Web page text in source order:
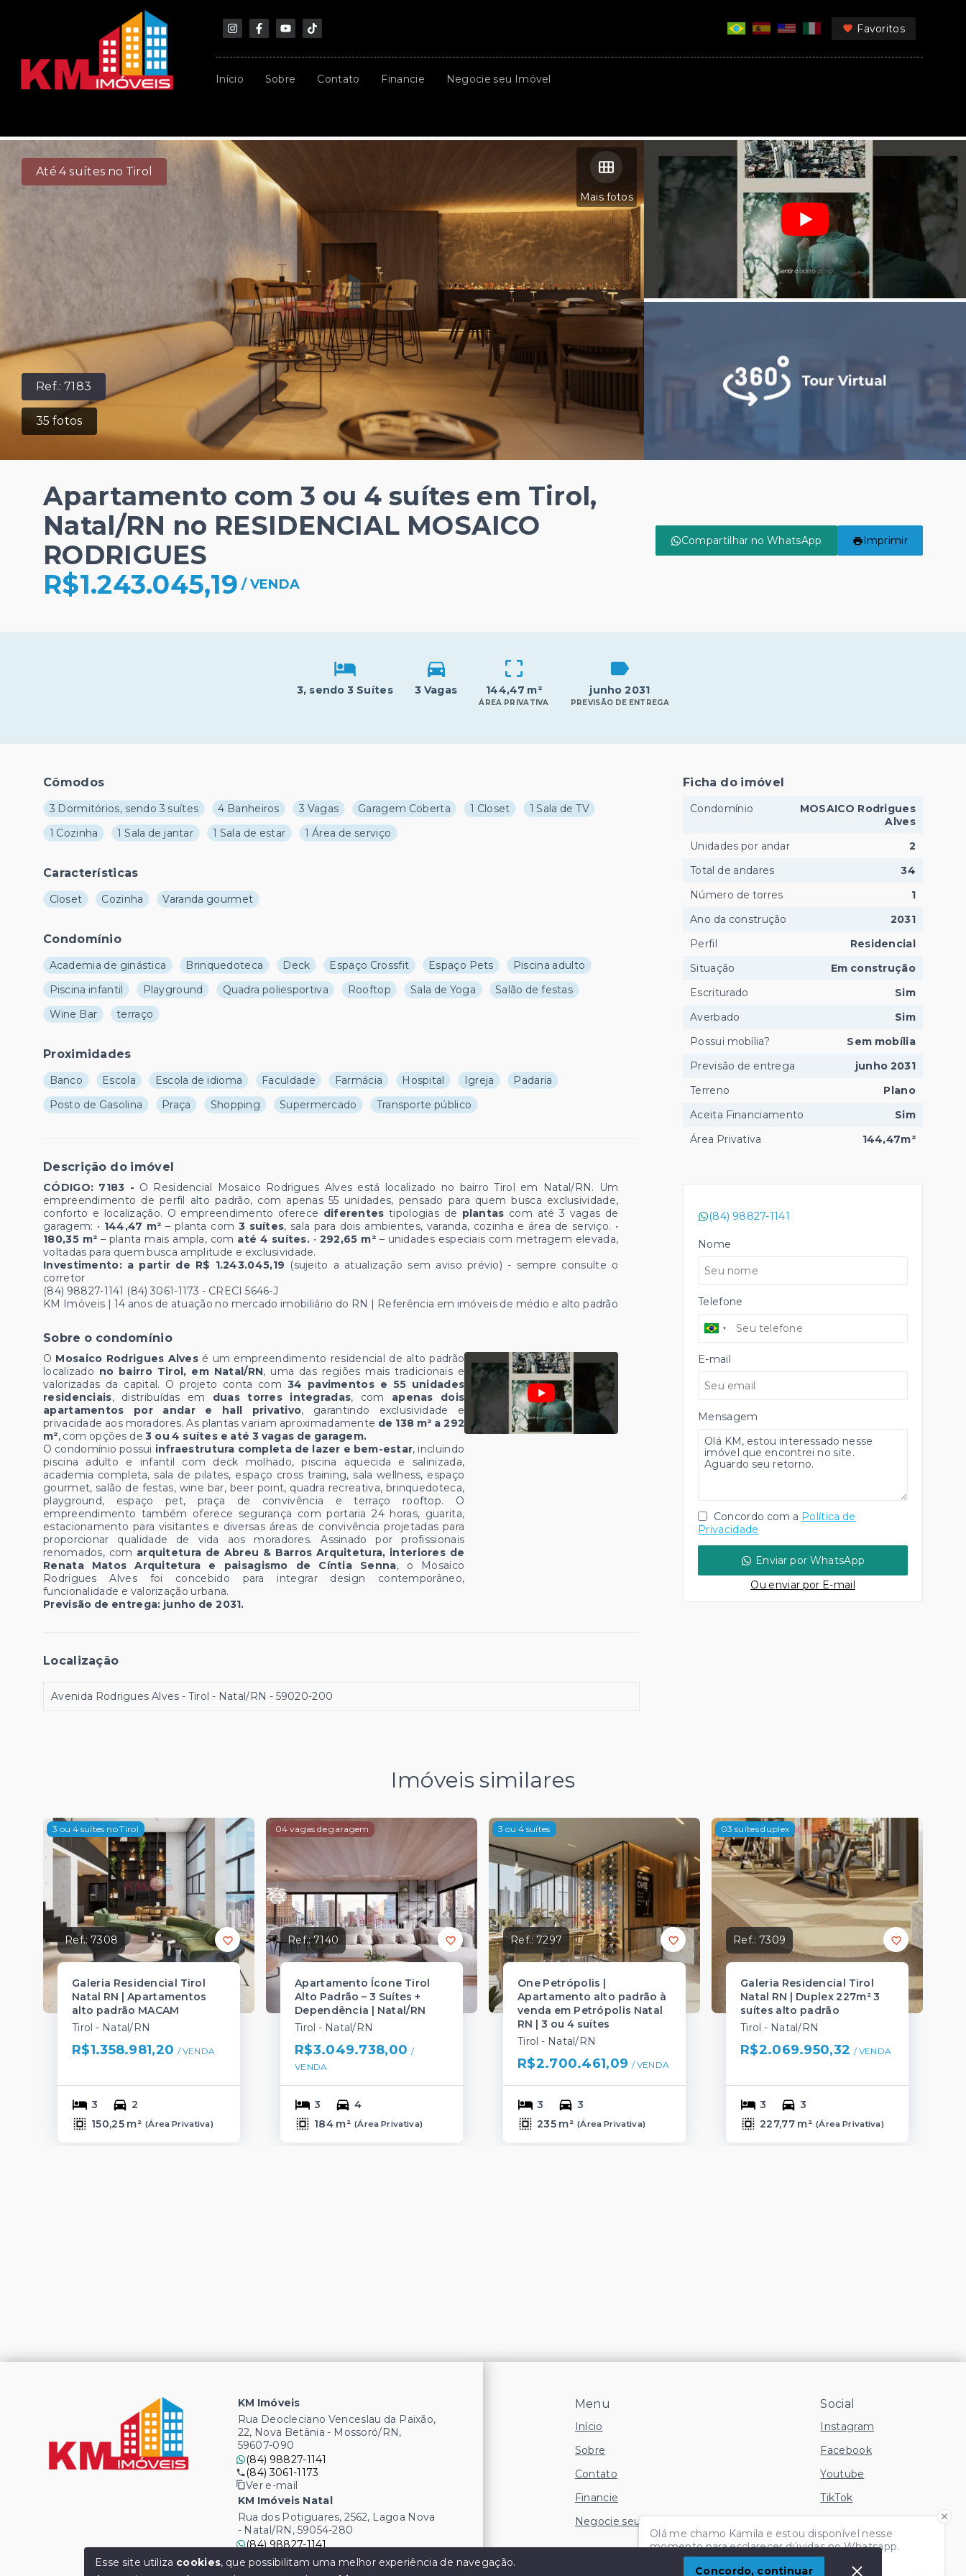
Favoritos
Início Sobre Contato Financie Negocie seu Imóvel
Ref.:7183
35 fotos
Mais fotos
Até 4 suítes no Tirol
Apartamento com 3 ou 4 suítes em Tirol,
Natal/RN no RESIDENCIAL MOSAICO
RODRIGUES
R$1.243.045,19 /VENDA
Compartilhar no WhatsApp Imprimir
3, sendo 3 Suítes 3 Vagas 144,47 m²
ÁREA PRIVATIVA
junho 2031
PREVISÃO DE ENTREGA
Cômodos
3 Dormitórios, sendo 3 suítes 4 Banheiros 3 Vagas Garagem Coberta 1 Closet
1 Sala de TV
1 Cozinha
1 Sala de jantar 1 Sala de estar 1 Área de serviço
Características
Closet Cozinha Varanda gourmet
Condomínio
Academia de ginástica Brinquedoteca Deck Espaço Crossfit Espaço Pets
Piscina adulto
Piscina infantil
Playground Quadra poliesportiva Rooftop Sala de Yoga
Salão de festas
Wine Bar
terraço
Proximidades
Banco Escola Escola de idioma Faculdade Farmácia Hospital Igreja
Padaria
Posto de Gasolina
Praça Shopping Supermercado Transporte público
Descrição do imóvel
CÓDIGO: 7183 - O Residencial Mosaico Rodrigues Alves está localizado no bairro Tirol em Natal/RN. Um
empreendimento de perfil alto padrão, com apenas 55 unidades, pensado para quem busca exclusividade,
conforto e localização. O empreendimento oferece diferentestipologias de plantas com até 3 vagas de
garagem: • 144,47 m² – planta com 3 suítes, sala para dois ambientes, varanda, cozinha e área de serviço. •
180,35 m² – planta mais ampla, com até 4 suítes. • 292,65 m²– unidades especiais com metragem elevada,
voltadas para quem busca amplitude e exclusividade.
Investimento: a partir de R$ 1.243.045,19 (sujeito a atualização sem aviso prévio) - sempre consulte o
corretor
(84) 98827-1141 (84) 3061-1173 - CRECI 5646-J
KM Imóveis | 14 anos de atuação no mercado imobiliário do RN | Referência em imóveis de médio e alto padrão
Sobre o condomínio
O Mosaico Rodrigues Alves é um empreendimento residencial de alto padrão
localizado no bairro Tirol, em Natal/RN, uma das regiões mais tradicionais e
valorizadas da capital. O projeto conta com 34 pavimentos e 55 unidades
residenciais, distribuídas em duas torres integradas, com apenas dois
apartamentos por andar e hall privativo, garantindo exclusividade e
privacidade aos moradores. As plantas variam aproximadamente de 138 m² a 292
m², com opções de3 ou 4 suítes e até 3 vagas de garagem.
O condomínio possui infraestrutura completa de lazer e bem-estar, incluindo
piscina adulto e infantil com deck molhado, piscina aquecida e salinizada,
academia completa, sala de pilates, espaço cross training, sala wellness, espaço
gourmet, salão de festas, wine bar, beer point, quadra recreativa, brinquedoteca,
playground, espaço pet, praça de convivência e terraço rooftop. O
empreendimento também oferece segurança com portaria 24 horas, guarita,
estacionamento para visitantes e diversas áreas de convivência projetadas para
proporcionar qualidade de vida aos moradores. Assinado por profissionais
renomados, com arquitetura de Abreu & Barros Arquitetura, interiores de
Renata Matos Arquitetura e paisagismo de Cíntia Senna, o Mosaico
Rodrigues Alves foi concebido para integrar design contemporâneo,
funcionalidade e valorização urbana.
Previsão de entrega: junho de 2031.
Localização
Avenida Rodrigues Alves - Tirol - Natal/RN - 59020-200
Ficha do imóvel
Condomínio
MOSAICO Rodrigues
Alves
Unidades por andar
2
Total de andares
34
Número de torres
1
Ano da construção
2031
Perfil
Residencial
Situação
Em construção
Escriturado
Sim
Averbado
Sim
Possui mobília?
Sem mobília
Previsão de entrega
junho 2031
Terreno
Plano
Aceita Financiamento
Sim
Área Privativa
144,47m²
(84) 98827-1141
Nome
Telefone
E-mail
Mensagem
Concordo com a Política de
Privacidade
Enviar por WhatsApp
Ou enviar por E-mail
Imóveis similares
3 ou 4 suítes no Tirol
Ref.:7308
Galeria Residencial Tirol
Natal RN | Apartamentos
alto padrão MACAM
Tirol - Natal/RN
R$1.358.981,20 / VENDA
3
2
150,25 m² (Área Privativa)
04 vagas de garagem
Ref.:7140
Apartamento Ícone Tirol
Alto Padrão – 3 Suítes +
Dependência | Natal/RN
Tirol - Natal/RN
R$3.049.738,00
/
VENDA
3
4
184 m² (Área Privativa)
3 ou 4 suítes
Ref.:7297
One Petrópolis |
Apartamento alto padrão à
venda em Petrópolis Natal
RN | 3 ou 4 suítes
Tirol - Natal/RN
R$2.700.461,09 / VENDA
3
3
235 m² (Área Privativa)
03 suítes duplex
Ref.: 7309
Galeria Residencial Tirol
Natal RN | Duplex 227m² 3
suítes alto padrão
Tirol - Natal/RN
R$2.069.950,32 / VENDA
3
3
227,77 m² (Área Privativa)
Olá me chamo Kamila e estou disponível nesse
momento para esclarecer dúvidas no Whatsapp.
Independente do horário é só chamar!
Menu
Início
Sobre
Contato
Financie
Negocie seu Imóvel
Social
Instagram
Facebook
Youtube
TikTok
KM Imóveis
Rua Deocleciano Venceslau da Paixão,
22, Nova Betânia - Mossoró/RN,
59607-090
(84) 98827-1141
(84) 3061-1173
Ver e-mail
KM Imóveis Natal
Rua dos Potiguares, 2562, Lagoa Nova
- Natal/RN, 59054-280
(84) 98827-1141
(84) 3061-1173
Ver e-mail
Esse site utiliza cookies, que possibilitam uma melhor experiência de navegação.
Concordo, continuar